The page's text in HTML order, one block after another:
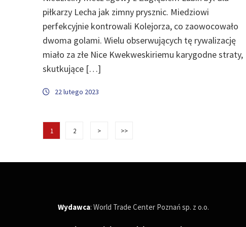
piłkarzy Lecha jak zimny prysznic. Miedziowi
perfekcyjnie kontrowali Kolejorza, co zaowocowało
dwoma golami. Wielu obserwujących tę rywalizację
miało za złe Nice Kwekweskiriemu karygodne straty,
skutkujące […]
22 lutego 2023
1 2 > >>
Wydawca: World Trade Center Poznań sp. z o.o.